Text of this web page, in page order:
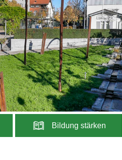
Bildung stärken